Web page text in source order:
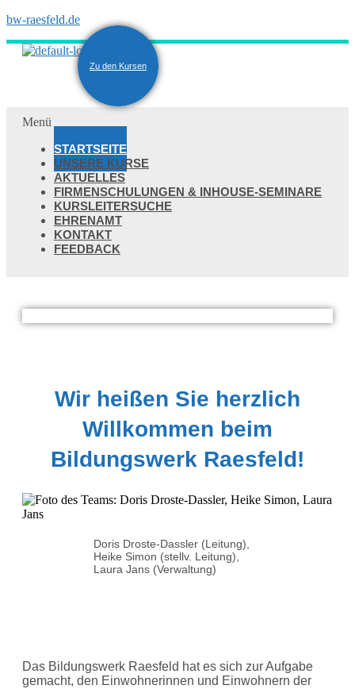
bw-raesfeld.de
Zu den Kursen
Menü
STARTSEITE
UNSERE KURSE
AKTUELLES
FIRMENSCHULUNGEN & INHOUSE-SEMINARE
KURSLEITERSUCHE
EHRENAMT
KONTAKT
FEEDBACK
Wir heißen Sie herzlich
Willkommen beim
Bildungswerk Raesfeld!
Doris Droste-Dassler (Leitung),
Heike Simon (stellv. Leitung),
Laura Jans (Verwaltung)
Das Bildungswerk Raesfeld hat es sich zur Aufgabe
gemacht, den Einwohnerinnen und Einwohnern der